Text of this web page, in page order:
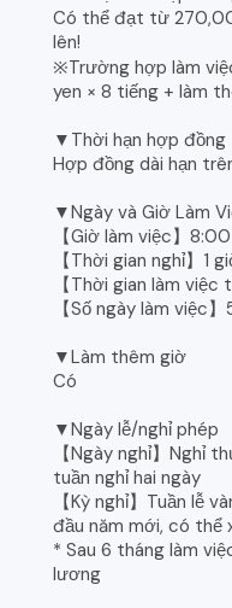
Có thể đạt từ
lên!
※Trường hợp làm
yen × 8 tiếng + làm
▼Thời hạn hợp đồng
Hợp đồng dài hạn
▼Ngày và Giờ Làm
【Giờ làm việc】
【Thời gian nghỉ】1
【Thời gian làm
【Số ngày làm việc
▼Làm thêm giờ
Có
▼Ngày lễ/nghỉ phép
【Ngày nghỉ】Nghỉ
tuần nghỉ hai ngày
【Kỳ nghỉ】Tuần lễ
đầu năm mới, có thể
* Sau 6 tháng làm
lương